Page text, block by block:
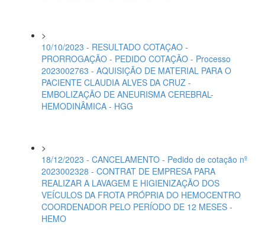
>
10/10/2023 - RESULTADO COTAÇAO -
PRORROGAÇÃO - PEDIDO COTAÇÃO - Processo
2023002763 - AQUISIÇÃO DE MATERIAL PARA O
PACIENTE CLAUDIA ALVES DA CRUZ -
EMBOLIZAÇÃO DE ANEURISMA CEREBRAL-
HEMODINÂMICA - HGG
>
18/12/2023 - CANCELAMENTO - Pedido de cotação nº
2023002328 - CONTRAT DE EMPRESA PARA
REALIZAR A LAVAGEM E HIGIENIZAÇÃO DOS
VEÍCULOS DA FROTA PRÓPRIA DO HEMOCENTRO
COORDENADOR PELO PERÍODO DE 12 MESES -
HEMO